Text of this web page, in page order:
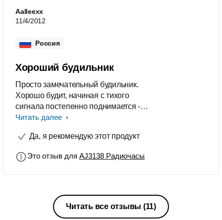
Aalleexx
11/4/2012
Россия
Хороший будильник
Просто замечательный будильник.
Хорошо будит, начиная с тихого
сигнала постепенно поднимается -
разбудит по-любому. Из минусов
памяти, из-за чего невозможно
Читать далее
Да, я рекомендую этот продукт
Это отзыв для AJ3138 Радиочасы
Читать все отзывы (11)